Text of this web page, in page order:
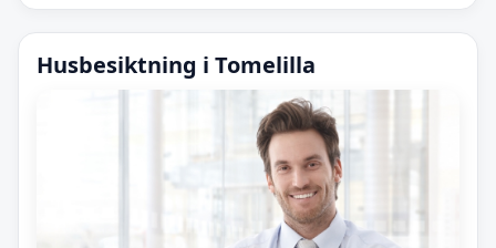
Husbesiktning i Tomelilla